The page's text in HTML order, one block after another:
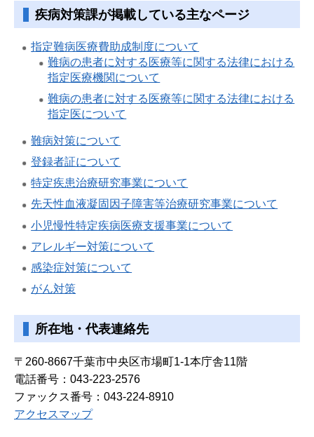
疾病対策課が掲載している主なページ
指定難病医療費助成制度について
難病の患者に対する医療等に関する法律における
指定医療機関について
難病の患者に対する医療等に関する法律における
指定医について
難病対策について
登録者証について
特定疾患治療研究事業について
先天性血液凝固因子障害等治療研究事業について
小児慢性特定疾病医療支援事業について
アレルギー対策について
感染症対策について
がん対策
所在地・代表連絡先
〒260-8667千葉市中央区市場町1-1本庁舎11階
電話番号：043-223-2576
ファックス番号：043-224-8910
アクセスマップ